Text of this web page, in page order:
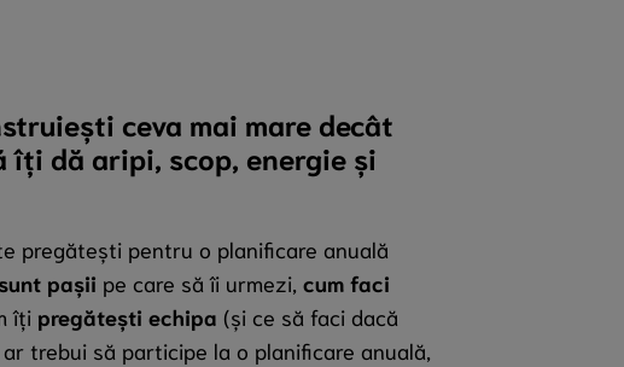
ceva mai mare decât
îți dă aripi, scop, energie și
pregătești pentru o planificare anuală
pașii pe care să îi urmezi, cum faci
îți pregătești echipa (și ce să faci dacă
trebui să participe la o planificare anuală,